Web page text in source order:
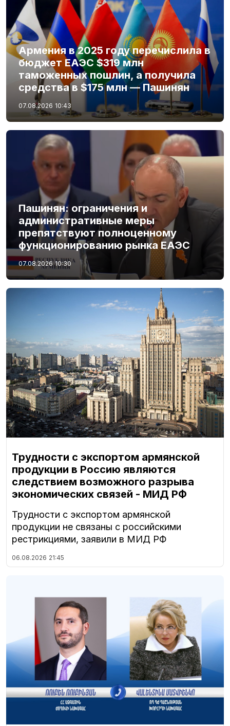
Армения в 2025 году перечислила в
бюджет ЕАЭС $319 млн
таможенных пошлин, а получила
средства в $175 млн — Пашинян
07.08.2026 10:43
Пашинян: ограничения и
административные меры
препятствуют полноценному
функционированию рынка ЕАЭС
07.08.2026 10:30
Трудности с экспортом армянской
продукции в Россию являются
следствием возможного разрыва
экономических связей - МИД РФ
Трудности с экспортом армянской
продукции не связаны с российскими
рестрикциями, заявили в МИД РФ
06.08.2026 21:45